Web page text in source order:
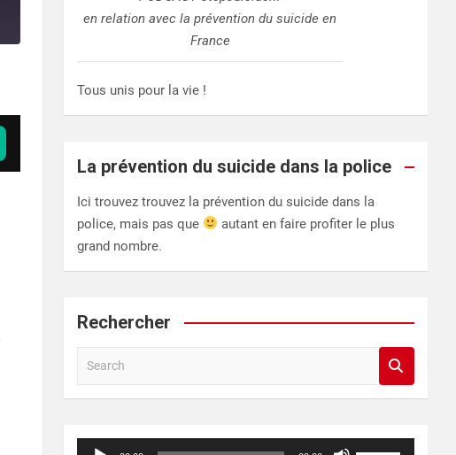
en relation avec la prévention du suicide en
France
Tous unis pour la vie !
La prévention du suicide dans la police
Ici trouvez trouvez la prévention du suicide dans la
police, mais pas que
autant en faire profiter le plus
grand nombre.
Rechercher
a
Lecteur